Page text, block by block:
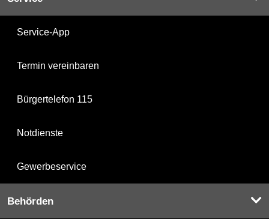
Service-App
Termin vereinbaren
Bürgertelefon 115
Notdienste
Gewerbeservice
Behörden